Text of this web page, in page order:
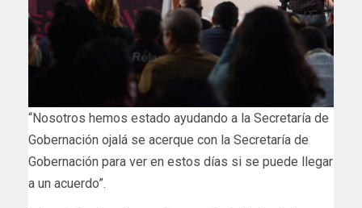
“Nosotros hemos estado ayudando a la Secretaría de
Gobernación ojalá se acerque con la Secretaría de
Gobernación para ver en estos días si se puede llegar
a un acuerdo”.